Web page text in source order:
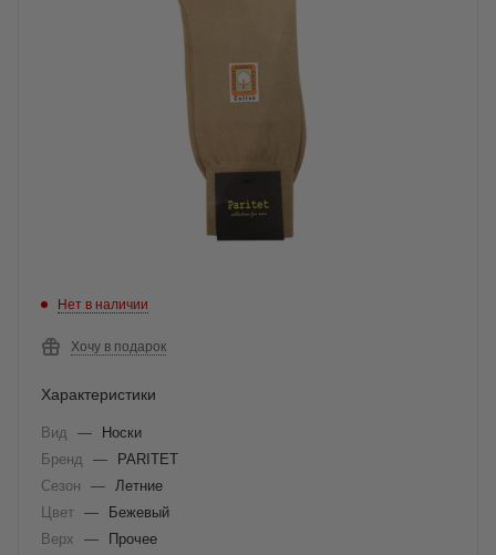
Нет в наличии
Хочу в подарок
Характеристики
Вид —
Носки
Бренд
—
PARITET
Сезон
—
Летние
Цвет —
Бежевый
Верх
—
Прочее